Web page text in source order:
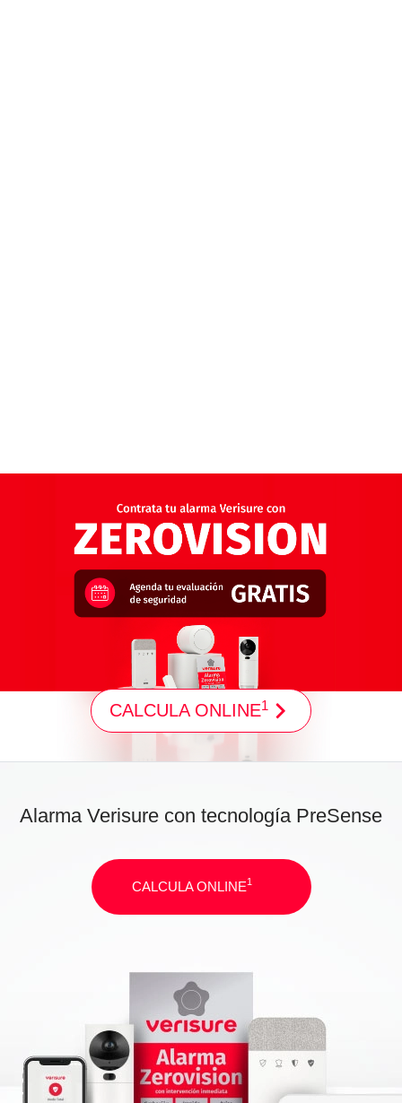
CALCULA ONLINE1
Alarma Verisure con tecnología PreSense
CALCULA ONLINE1